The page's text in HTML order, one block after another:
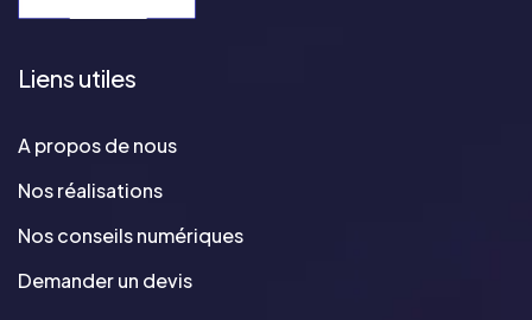
Liens utiles
A propos de nous
Nos réalisations
Nos conseils numériques
Demander un devis